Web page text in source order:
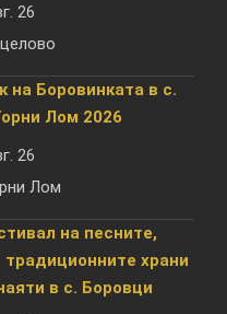
26
на Боровинката в с.
Лом 2026
26
Лом
на песните,
традиционните храни
в с. Боровци